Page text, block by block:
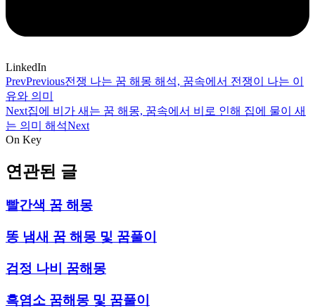
LinkedIn
PrevPrevious전쟁 나는 꿈 해몽 해석, 꿈속에서 전쟁이 나는 이
유와 의미
Next집에 비가 새는 꿈 해몽, 꿈속에서 비로 인해 집에 물이 새
는 의미 해석Next
On Key
연관된 글
빨간색 꿈 해몽
똥 냄새 꿈 해몽 및 꿈풀이
검정 나비 꿈해몽
흑염소 꿈해몽 및 꿈풀이